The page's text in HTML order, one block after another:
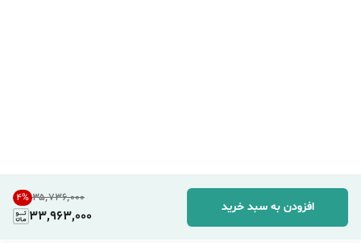
۳۵٬۷۳۶٬۰۰۰ 4%
33,963,000
افزودن به سبد خرید